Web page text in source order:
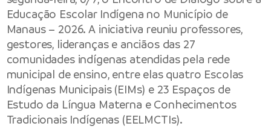
Educação Escolar Indígena no Município de
Manaus – 2026. A iniciativa reuniu professores,
gestores, lideranças e anciãos das 27
comunidades indígenas atendidas pela rede
municipal de ensino, entre elas quatro Escolas
Indígenas Municipais (EIMs) e 23 Espaços de
Estudo da Língua Materna e Conhecimentos
Tradicionais Indígenas (EELMCTIs).